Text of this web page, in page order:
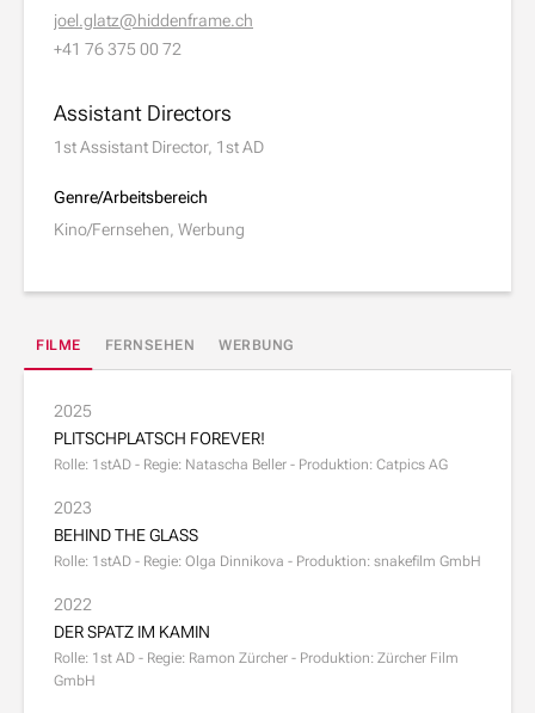
joel.glatz@hiddenframe.ch
+41 76 375 00 72
Assistant Directors
1st Assistant Director, 1st AD
Genre/Arbeitsbereich
Kino/Fernsehen, Werbung
FILME FERNSEHEN WERBUNG
2025
PLITSCHPLATSCH FOREVER!
Rolle: 1stAD - Regie: Natascha Beller - Produktion: Catpics AG
2023
BEHIND THE GLASS
Rolle: 1stAD - Regie: Olga Dinnikova - Produktion: snakefilm GmbH
2022
DER SPATZ IM KAMIN
Rolle: 1st AD - Regie: Ramon Zürcher - Produktion: Zürcher Film
GmbH